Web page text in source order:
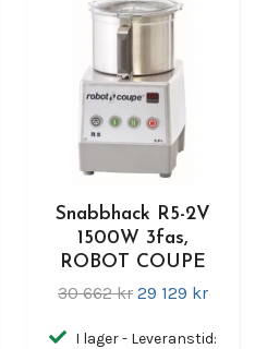
Snabbhack R5-2V
1500W 3fas,
ROBOT COUPE
30 662 kr 29 129 kr
I lager - Leveranstid: